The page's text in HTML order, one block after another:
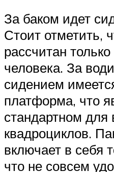
За баком идет
Стоит отметить,
рассчитан
человека. За
сидением
платформа, что
стандартном
квадроциклов.
включает в себя
что не совсем